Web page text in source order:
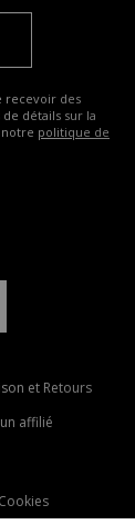
recevoir des
détails sur la
politique de
et Retours
affilié
Cookies